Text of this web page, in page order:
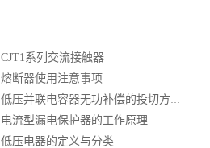
CJT1系列交流接触器
熔断器使用注意事项
低压并联电容器无功补偿的投切方式
电流型漏电保护器的工作原理
低压电器的定义与分类